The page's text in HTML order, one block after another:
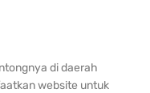
di daerah
website untuk